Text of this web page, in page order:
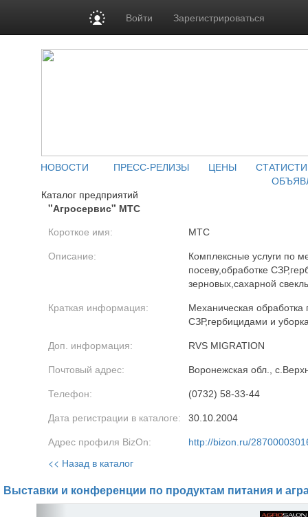
Войти Зарегистрироваться
НОВОСТИ ПРЕСС-РЕЛИЗЫ ЦЕНЫ
Каталог предприятий
"Агросервис" МТС
Короткое имя: МТС
Описание:
Комплексные услуги по
посеву,обработке
зерновых,сахарной
Краткая информация:
Механическая обработка
СЗР,гербицидами и
Доп. информация: RVS MIGRATION
Почтовый адрес: Воронежская обл.,
Телефон: (0732) 58-33-44
Дата регистрации в каталоге: 30.10.2004
Адрес профиля BizOn: http://bizon.ru/
<< Назад в каталог
Выставки и конференции по продуктам питания и